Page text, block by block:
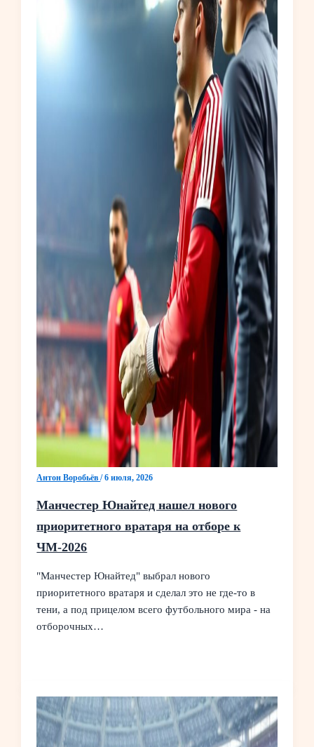
Антон Воробьёв/6 июля, 2026
Манчестер Юнайтед нашел нового
приоритетного вратаря на отборе к
ЧМ‑2026
"Манчестер Юнайтед" выбрал нового
приоритетного вратаря и сделал это не где‑то в
тени, а под прицелом всего футбольного мира - на
отборочных…